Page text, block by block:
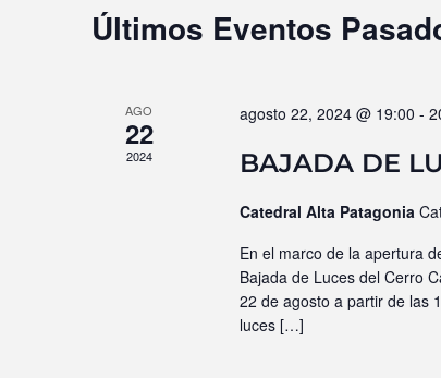
Eventos
Últimos Eventos
AGO
22
2024
agosto 22, 2024 @ 19:00 -
BAJADA DE
Catedral Alta Patagonia
En el marco de la apertura
Bajada de Luces del Cerro
22 de agosto a partir de las
luces […]